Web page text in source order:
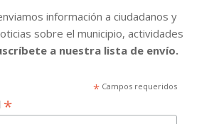
información a ciudadanos y
sobre el municipio, actividades
a nuestra lista de envío.
*Campos requeridos
*